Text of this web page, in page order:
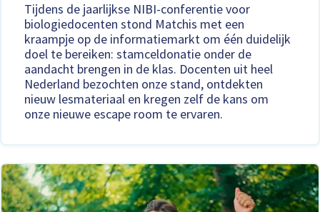
Tijdens de jaarlijkse NIBI-conferentie voor
biologiedocenten stond Matchis met een
kraampje op de informatiemarkt om één duidelijk
doel te bereiken: stamceldonatie onder de
aandacht brengen in de klas. Docenten uit heel
Nederland bezochten onze stand, ontdekten
nieuw lesmateriaal en kregen zelf de kans om
onze nieuwe escape room te ervaren.